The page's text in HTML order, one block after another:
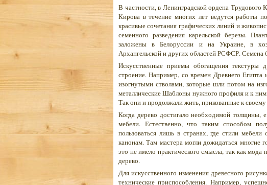
В частности, в Ленинградской ордена
Кирова в течение многих лет ведутся работы
красивые сочетания графических линий и
семенного разведения карельской березы.
заложены в Белоруссии и на Украине, в
Архангельской и других областей РСФСР. Семена
Искусственные приемы обогащения текстуры
строение. Например, со времен Древнего Египта
изогнутыми стволами, которые шли потом на
металлические Шаблоны нужного профиля и к
Так они и продолжали жить, прикованные к
Когда дерево достигало необходимой толщины,
мебели. Естественно, что таким способом
пользоваться лишь в странах, где стили
канонам. Там мастера могли дожидаться многие
это не имело практического смысла, так как
дерево.
Для искусственного изменения древесного
технические приспособления. Например,